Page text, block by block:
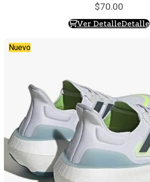
70.00
Ver DetalleDetalle
Nuevo